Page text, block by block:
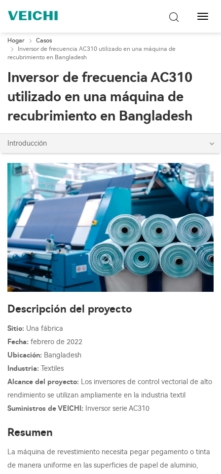
Hogar
Casos
Inversor de frecuencia AC310 utilizado en una máquina de
recubrimiento en Bangladesh
Inversor de frecuencia AC310
utilizado en una máquina de
recubrimiento en Bangladesh
Introducción
Descripción del proyecto
Sitio: Una fábrica
Fecha: febrero de 2022
Ubicación: Bangladesh
Industria: Textiles
Alcance del proyecto: Los inversores de control vectorial de alto
rendimiento se utilizan ampliamente en la industria textil
Suministros de VEICHI: Inversor serie AC310
Resumen
La máquina de revestimiento necesita pegar pegamento o tinta
de manera uniforme en las superficies de papel de aluminio,